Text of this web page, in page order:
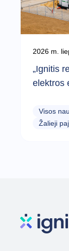
2026 m.
„Ignitis
elektros
Visos
Žalieji